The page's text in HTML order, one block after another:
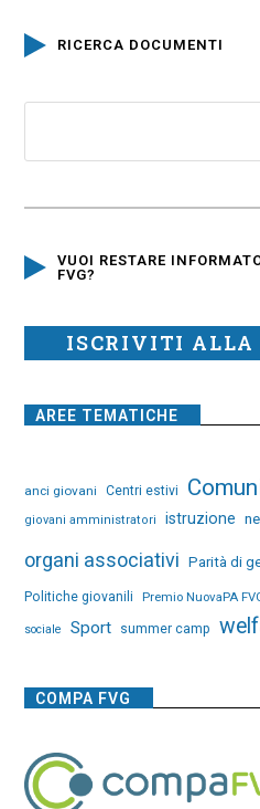
RICERCA DOCUMENTI
VUOI RESTARE
FVG?
ISCRIVITI ALLA
AREE TEMATICHE
anci giovani Centri estivi
giovani amministratori istruzione
organi associativi Parità di
Politiche giovanili Premio NuovaPA
sociale Sport summer camp
COMPA FVG